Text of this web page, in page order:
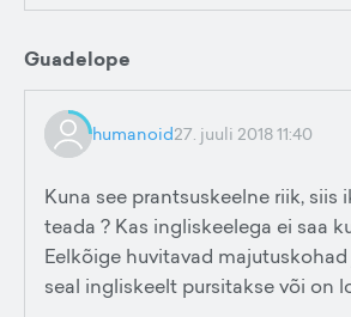
Guadelope
humanoid27. juuli 2018 11:40
Kuna see prantsuskeelne riik, siis
teada ? Kas ingliskeelega ei saa
Eelkõige huvitavad
seal ingliskeelt pursitakse või on